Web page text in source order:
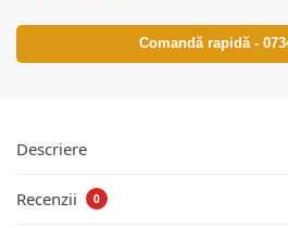
Comandă rapidă -
Descriere
Recenzii 0